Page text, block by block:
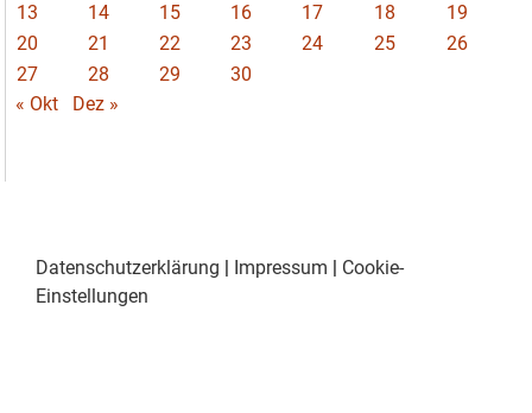
13
14 15 16 17 18
19
20
21 22 23 24 25
26
27
28 29
30
« Okt
Dez »
Datenschutzerklärung Impressum
Cookie-
Einstellungen